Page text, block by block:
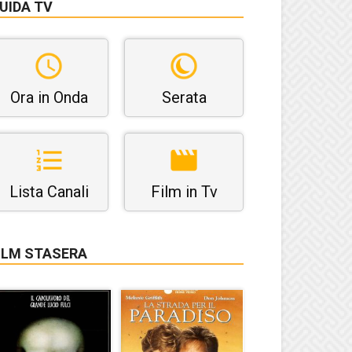
TV
Ora in Onda Serata
Lista Canali Film in Tv
STASERA